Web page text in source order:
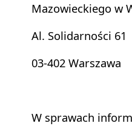
Mazowieckiego w
Al. Solidarności 61
03-402 Warszawa
W sprawach